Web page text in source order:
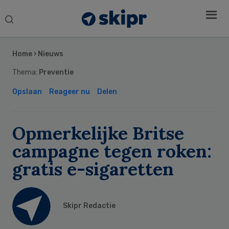
Search
Home › Nieuws
Thema: Preventie
Opslaan Reageer nu Delen
Opmerkelijke Britse
campagne tegen roken:
gratis e-sigaretten
Skipr Redactie
Sidebar